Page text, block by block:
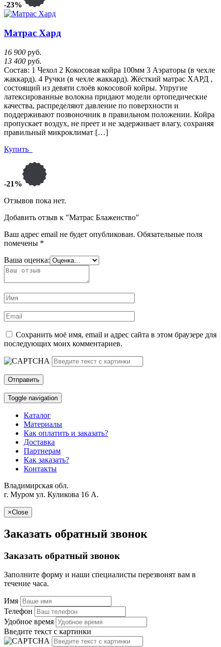
-23%
Матрас Хард
16 900 руб.
13 400 руб.
Состав: 1 Чехол 2 Кокосовая койра 100мм 3 Аэраторы (в чехле
жаккард). 4 Ручки (в чехле жаккард). Жёсткий матрас ХАРД ,
состоящий из девяти слоёв кокосовой койры. Упругие
латексированные волокна придают модели ортопедические
качества, распределяют давление по поверхности и
поддерживают позвоночник в правильном положении. Койра
пропускает воздух, не преет и не задерживает влагу, сохраняя
правильный микроклимат […]
Купить
-21%
Отзывов пока нет.
Добавить отзыв к "Матрас Блаженство"
Ваш адрес email не будет опубликован. Обязательные поля
помечены *
Ваша оценка:
Сохранить моё имя, email и адрес сайта в этом браузере для
последующих моих комментариев.
Toggle navigation
Каталог
Материалы
Как оплатить и заказать?
Доставка
Партнерам
Как заказать?
Контакты
Владимирская обл.
г. Муром ул. Куликова 16 A.
×Close
Заказать обратный звонок
Заказать обратный звонок
Заполните форму и наши специалисты перезвонят вам в
течение часа.
Имя
Телефон
Удобное время
Введите текст с картинки